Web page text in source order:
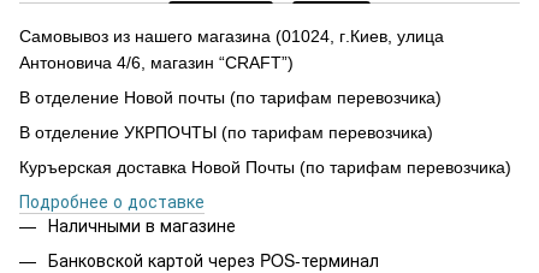
Самовывоз из нашего магазина (01024, г.Киев, улица
Антоновича 4/6, магазин “CRAFT”)
В отделение Новой почты (по тарифам перевозчика)
В отделение УКРПОЧТЫ (по тарифам перевозчика)
Куръерская доставка Новой Почты (по тарифам перевозчика)
Подробнее о доставке
Наличными в магазине
Банковской картой через POS-терминал